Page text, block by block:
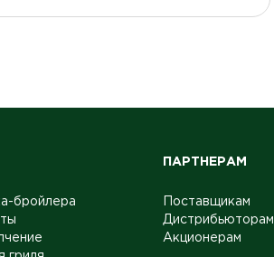
бройлера
ПАРТНЕРАМ
Поставщикам
Дистрибьюторам
Акционерам